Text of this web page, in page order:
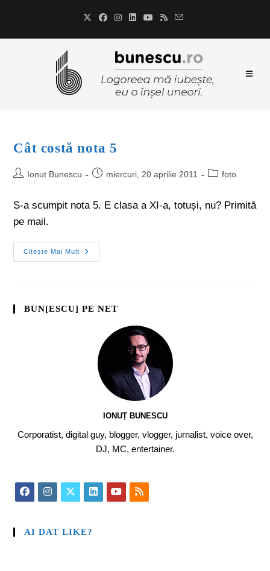
Cât costă nota 5
Ionut Bunescu miercuri, 20 aprilie 2011 foto
S-a scumpit nota 5. E clasa a XI-a, totuși, nu? Primită
pe mail.
Citește Mai Mult
BUN[ESCU] PE NET
IONUȚ BUNESCU
Corporatist, digital guy, blogger, vlogger, jurnalist, voice over,
DJ, MC, entertainer.
AI DAT LIKE?